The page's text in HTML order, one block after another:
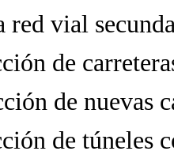
red vial
de
de nuevas
de túneles